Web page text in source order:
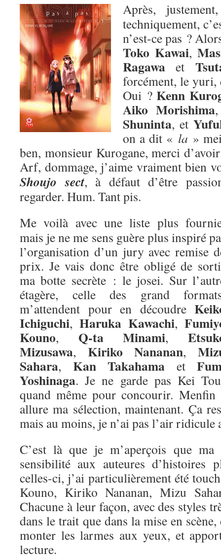
Après,
techniquement,
n’est-ce pas ?
Toko Kawai,
Ragawa et
forcément, le yuri,
Oui ?Kenn
Aiko Morishima
Shuninta, et
on a dit « la »
ben, monsieur Kurogane, merci
Arf, dommage, j’aime vraiment bien
Shoujo sect, à défaut d’être
regarder. Hum. Tant pis.
Me voilà avec une liste plus
mais je ne me sens guère plus inspiré
l’organisation d’un jury avec remise
prix. Je vais donc être obligé de
ma botte secrète : le josei. Sur
étagère, celle des grand
m’attendent pour en découdre
Ichiguchi, Haruka Kawachi,
Kouno, Q-ta Minami,
Mizusawa, Kiriko Nananan,
Sahara, Kan Takahama et
Yoshinaga. Je ne garde pas Kei
quand même pour concourir.
allure ma sélection, maintenant. Ça
mais au moins, je n’ai pas l’air ridicule
C’est là que je m’aperçois que
sensibilité aux auteures d’histoires
celles-ci, j’ai particulièrement été
Kouno, Kiriko Nananan, Mizu
Chacune à leur façon, avec des styles
dans le trait que dans la mise en
monter les larmes aux yeux, et
lecture.